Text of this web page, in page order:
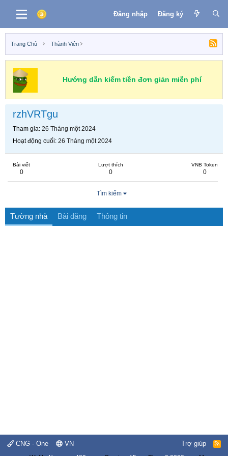
Đăng nhập Đăng ký
Trang Chủ Thành Viên
Hướng dẫn kiếm tiền đơn giản miễn phí
rzhVRTgu
Tham gia 26 Tháng một 2024
Hoạt động cuối 26 Tháng một 2024
Bài viết
0
Lượt thích
0
VNB Token
0
Tìm kiếm
Tường nhà Bài đăng Thông tin
CNG - One VN Trợ giúp
R